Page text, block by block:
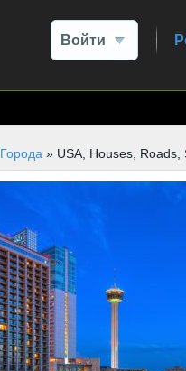
Войти
Города » USA, Houses,